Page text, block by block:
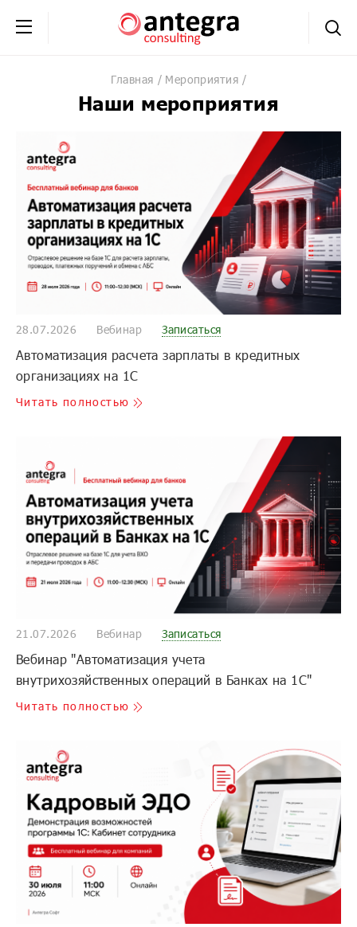
+7 (495) 230-20-02
обратная связь
Главная Мероприятия
Наши мероприятия
28.07.2026 Вебинар Записаться
Автоматизация расчета зарплаты в кредитных
организациях на 1С
Читать полностью
21.07.2026 Вебинар Записаться
Вебинар "Автоматизация учета
внутрихозяйственных операций в Банках на 1С"
Читать полностью